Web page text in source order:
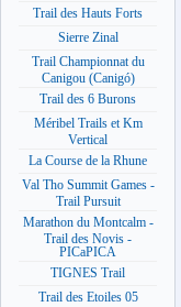
Trail des Hauts Forts
Sierre Zinal
Trail Championnat du
Canigou (Canigó)
Trail des 6 Burons
Méribel Trails et Km
Vertical
La Course de la Rhune
Val Tho Summit Games -
Trail Pursuit
Marathon du Montcalm -
Trail des Novis -
PICaPICA
TIGNES Trail
Trail des Etoiles 05